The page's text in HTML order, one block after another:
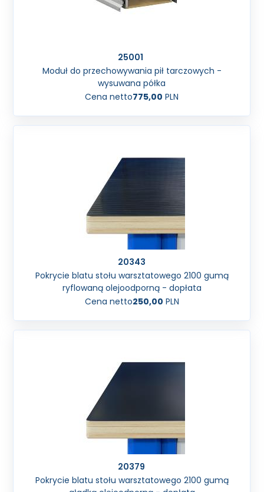
25001
Moduł do przechowywania pił tarczowych -
wysuwana półka
Cena netto775,00 PLN
20343
Pokrycie blatu stołu warsztatowego 2100 gumą
ryflowaną olejoodporną - dopłata
Cena netto250,00 PLN
20379
Pokrycie blatu stołu warsztatowego 2100 gumą